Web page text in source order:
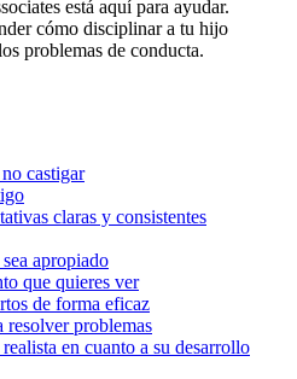
está aquí para ayudar.
cómo disciplinar a tu hijo
problemas de conducta.
castigar
claras y consistentes
apropiado
que quieres ver
de forma eficaz
resolver problemas
en cuanto a su desarrollo